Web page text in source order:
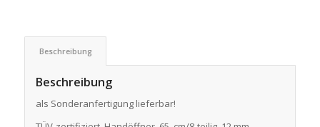
Beschreibung
Beschreibung
als Sonderanfertigung lieferbar!